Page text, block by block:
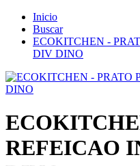
Inicio
Buscar
ECOKITCHEN -
DIV DINO
REFEICAO